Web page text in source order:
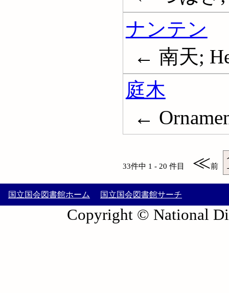
ナンテン
← 南天;
庭木
←
33件中 1 - 20 件目 ≪前
国立国会図書館ホーム 国立国会図書館サーチ
Copyright © National